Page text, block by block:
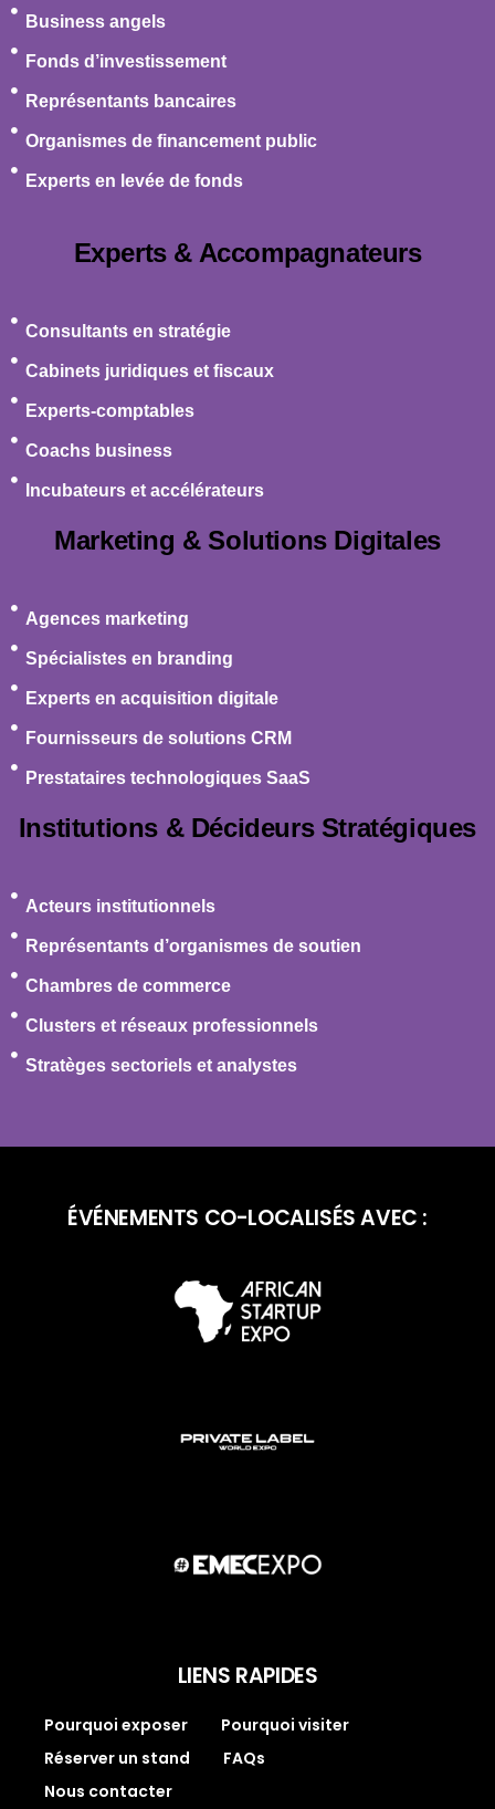
Business angels
Fonds d’investissement
Représentants bancaires
Organismes de financement public
Experts en levée de fonds
Experts & Accompagnateurs
Consultants en stratégie
Cabinets juridiques et fiscaux
Experts-comptables
Coachs business
Incubateurs et accélérateurs
Marketing & Solutions Digitales
Agences marketing
Spécialistes en branding
Experts en acquisition digitale
Fournisseurs de solutions CRM
Prestataires technologiques SaaS
Institutions & Décideurs Stratégiques
Acteurs institutionnels
Représentants d’organismes de soutien
Chambres de commerce
Clusters et réseaux professionnels
Stratèges sectoriels et analystes
ÉVÉNEMENTS CO-LOCALISÉS AVEC :
LIENS RAPIDES
Pourquoi exposer
Pourquoi visiter
Réserver un stand
FAQs
Nous contacter